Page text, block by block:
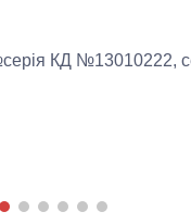
КД №13010222,